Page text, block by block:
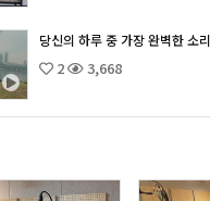
당신의 하루 중 가장 완벽한 소리
2 3,668